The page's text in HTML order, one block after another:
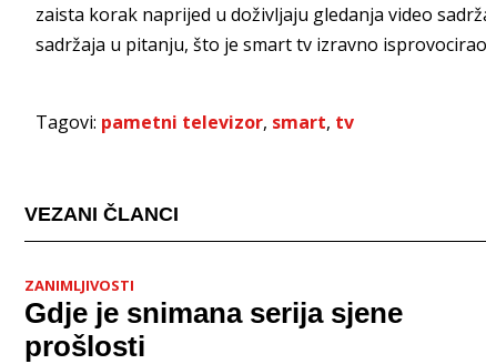
zaista korak naprijed u doživljaju gledanja video
sadržaja u pitanju, što je smart tv izravno
Tagovi: pametni televizor, smart, tv
VEZANI ČLANCI
ZANIMLJIVOSTI
Gdje je snimana serija sjene
prošlosti